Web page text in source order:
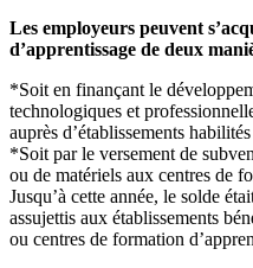
Les employeurs peuvent
d’apprentissage de deux
*Soit en finançant le
technologiques et
auprès d’établissements
*Soit par le versement de
ou de matériels aux centres de
Jusqu’à cette année, le solde
assujettis aux établissements
ou centres de formation